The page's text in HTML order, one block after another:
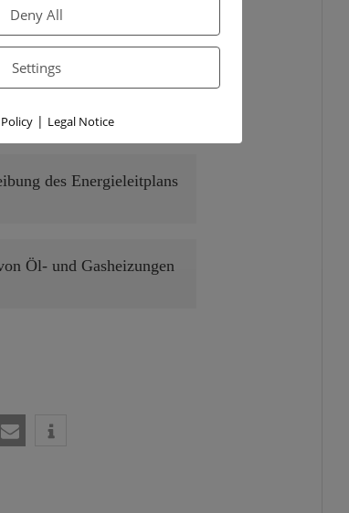
werden?
des Energieleitplans
Öl- und Gasheizungen
Deny All
Settings
| Legal Notice